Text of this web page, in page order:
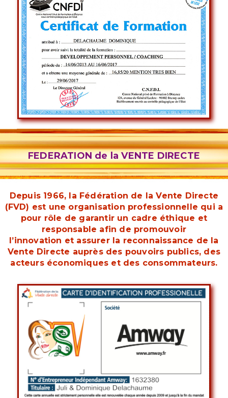
FEDERATION de la VENTE DIRECTE
Depuis 1966, la Fédération de la Vente Directe
(FVD) est une organisation professionnelle qui a
pour rôle de garantir un cadre éthique et
responsable afin de promouvoir
l’innovation et assurer la reconnaissance de la
Vente Directe auprès des pouvoirs publics, des
acteurs économiques et des consommateurs.